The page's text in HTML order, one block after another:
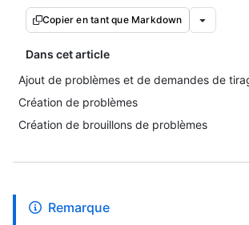
Copier en tant que Markdown
Dans cet article
Ajout de problèmes et de demandes de
Création de problèmes
Création de brouillons de problèmes
Remarque